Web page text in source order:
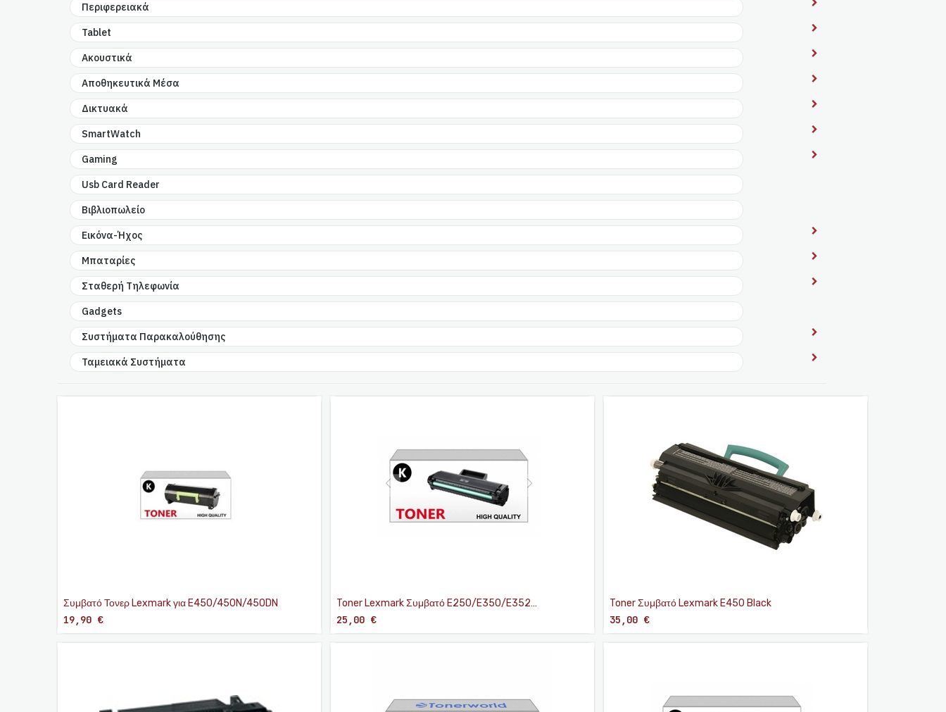
Περιφερειακά
Tablet
Ακουστικά
Αποθηκευτικά Μέσα
Δικτυακά
SmartWatch
Gaming
Usb Card Reader
Βιβλιοπωλείο
Εικόνα-Ήχος
Μπαταρίες
Σταθερή Τηλεφωνία
Gadgets
Συστήματα Παρακαλούθησης
Ταμειακά Συστήματα
Συμβατό Τονερ Lexmark για E450/450N/450DN
19,90€
Toner Lexmark Συμβατό E250/E350/E352
E250A11EBlack
25,00€
Toner Συμβατό Lexmark E450 Black
35,00€